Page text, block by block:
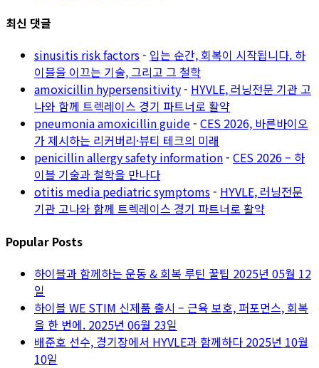
최신 댓글
sinusitis risk factors- 입는 순간, 회복이 시작됩니다. 하
이블을 이끄는 기술, 그리고 그 철학
amoxicillin hypersensitivity- HYVLE, 러닝전문 기관 고
나와 함께 트렉레이스 경기 파트너로 활약
pneumonia amoxicillin guide- CES 2026, 바른바이오
가 제시하는 리커버리·뷰티 테크의 미래
penicillin allergy safety information- CES 2026 – 하
이블 기술과 철학을 만나다
otitis media pediatric symptoms- HYVLE, 러닝전문
기관 고나와 함께 트렉레이스 경기 파트너로 활약
Popular Posts
하이블과 함께하는 운동 & 회복 루틴 꿀팁 2025년 05월 12
일
하이블 WE STIM 신제품 출시 – 근육 보호, 퍼포먼스, 회복
을 한 번에. 2025년 06월 23일
배준호 선수, 경기장에서 HYVLE과 함께하다 2025년 10월
10일